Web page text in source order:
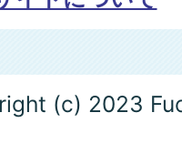
(c) 2023